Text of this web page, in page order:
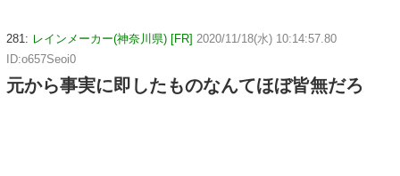
281: レインメーカー(神奈川県) [FR] 2020/11/18(水) 10:14:57.80
ID:o657Seoi0
元から事実に即したものなんてほぼ皆無だろ